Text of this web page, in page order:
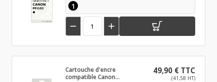
1
 
Cartouche d'encre
compatible Canon
49,90 € TTC
(41,58 HT)